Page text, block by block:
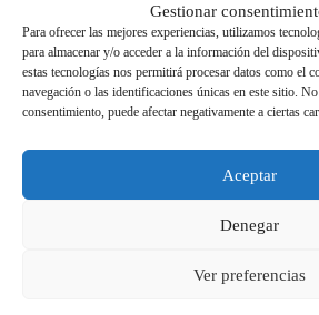
Gestionar
Para ofrecer las mejores experiencias, utilizamos
para almacenar y/o acceder a la información del
estas tecnologías nos permitirá procesar datos como el
navegación o las identificaciones únicas en este sitio.
consentimiento, puede afectar negativamente a ciertas
Aceptar
Denegar
Ver preferencias
avanzada y un equipo experto para cuidar
brindarte una sonrisa
Llamanos por Teléfono
(+34) 915 491 442